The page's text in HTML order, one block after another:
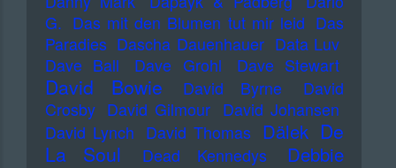
G. Das mit den Blumen tut mir leid Das
Paradies Dascha Dauenhauer Data Luv
Dave Ball
Dave Grohl Dave Stewart
David Bowie David Byrne
David
Crosby David Gilmour David Johansen
David Lynch David Thomas Dälek De
La Soul
Dead Kennedys
Debbie